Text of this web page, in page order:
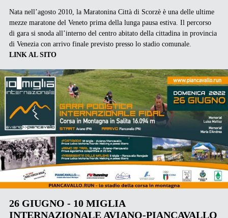
Nata nell’agosto 2010, la Maratonina Città di Scorzè è una delle ultime
mezze maratone del Veneto prima della lunga pausa estiva. Il percorso
di gara si snoda all’interno del centro abitato della cittadina in provincia
di Venezia con arrivo finale previsto presso lo stadio comunale.
LINK AL SITO
26 GIUGNO - 10 MIGLIA
INTERNAZIONALE AVIANO-PIANCAVALLO